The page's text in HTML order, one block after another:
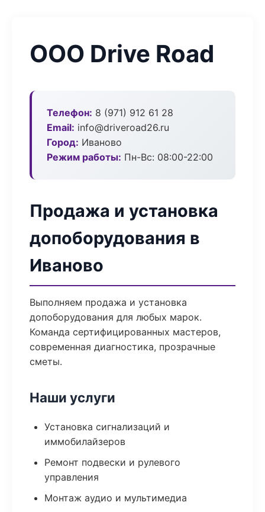
ООО Drive Road
Телефон: 8 (971) 912 61 28
Email: info@driveroad26.ru
Город: Иваново
Режим работы: Пн-Вс: 08:00-22:00
Продажа и установка
допоборудования в
Иваново
Выполняем продажа и установка
допоборудования для любых марок.
Команда сертифицированных мастеров,
современная диагностика, прозрачные
сметы.
Наши услуги
Установка сигнализаций и
иммобилайзеров
Ремонт подвески и рулевого
управления
Монтаж аудио и мультимедиа